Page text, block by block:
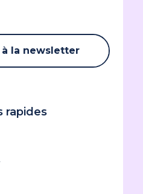
la newsletter
rapides